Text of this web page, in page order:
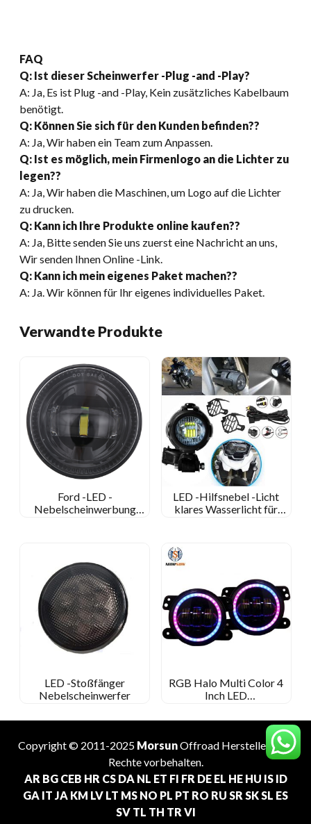
FAQ
Q: Ist dieser Scheinwerfer -Plug -and -Play?
A: Ja, Es ist Plug -and -Play, Kein zusätzliches Kabelbaum
benötigt.
Q: Können Sie sich für den Kunden befinden??
A: Ja, Wir haben ein Team zum Anpassen.
Q: Ist es möglich, mein Firmenlogo an die Lichter zu
legen??
A: Ja, Wir haben die Maschinen, um Logo auf die Lichter
zu drucken.
Q: Kann ich Ihre Produkte online kaufen??
A: Ja, Bitte senden Sie uns zuerst eine Nachricht an uns,
Wir senden Ihnen Online -Link.
Q: Kann ich mein eigenes Paket machen??
A: Ja. Wir können für Ihr eigenes individuelles Paket.
Verwandte Produkte
Ford -LED -
Nebelscheinwerbung
LED -Hilfsnebel -Licht
klares Wasserlicht für
LED -Stoßfänger
Nebelscheinwerfer
RGB Halo Multi Color 4
Inch LED
Telefon App Bluetooth
Copyright © 2011-2025 MorsunOffroad Hersteller . Alle
Rechte vorbehalten.
AR BG CEB HR CS DA NL ET FI FR DE EL HE HU IS ID
GA IT JA KM LV LT MS NO PL PT RO RU SR SKSL ES
SV TL TH TR VI